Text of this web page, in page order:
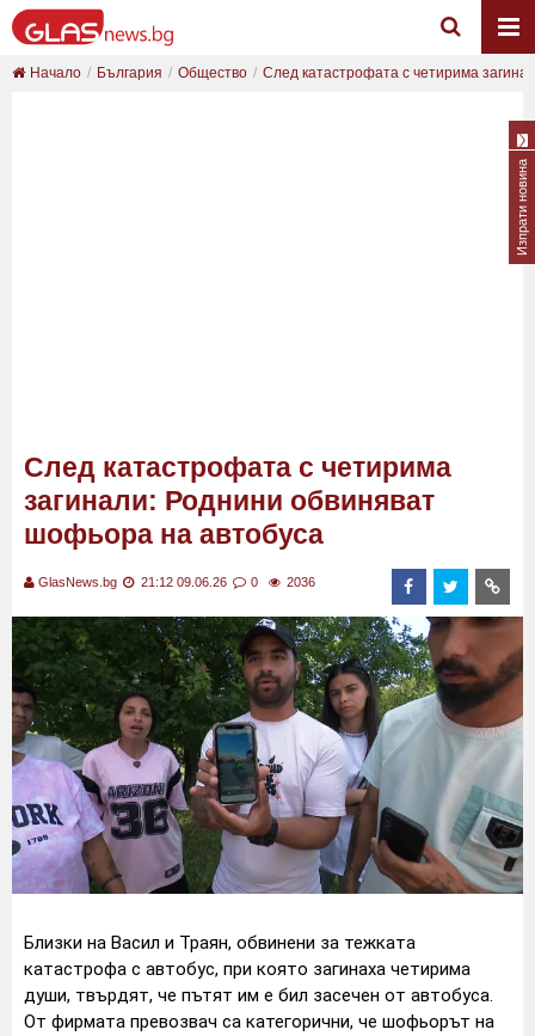
Начало България Общество След катастрофата с четирима
След катастрофата с четирима
загинали: Роднини обвиняват
шофьора на автобуса
GlasNews.bg 21:12 09.06.26 0 2036
Близки на Васил и Траян, обвинени за тежката
катастрофа с автобус, при която загинаха четирима
души, твърдят, че пътят им е бил засечен от автобуса.
От фирмата превозвач са категорични, че шофьорът на
Изпрати новина